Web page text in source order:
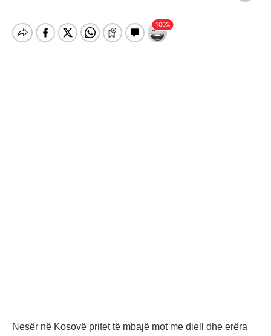
Nesër në Kosovë pritet të mbajë mot me diell dhe erëra